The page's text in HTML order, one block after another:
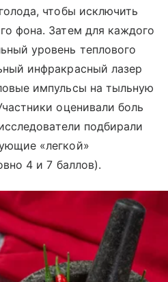
чтобы исключить
фона. Затем для каждого
уровень теплового
инфракрасный лазер
импульсы на тыльную
оценивали боль
подбирали
«легкой»
4 и 7 баллов).